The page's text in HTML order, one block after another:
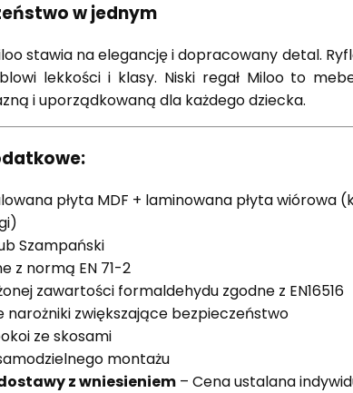
w jednym
stawia na elegancję i dopracowany detal.
lekkości i klasy. Niski regał Miloo to
i uporządkowaną dla każdego dziecka.
płyta MDF + laminowana płyta
Szampański
z normą EN 71-2
zawartości formaldehydu zgodne z EN16516
narożniki zwiększające bezpieczeństwo
ze skosami
montażu
z wniesieniem– Cena ustalana